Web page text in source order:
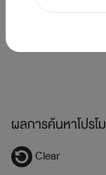
ผลการค้นหาโปร
Clear